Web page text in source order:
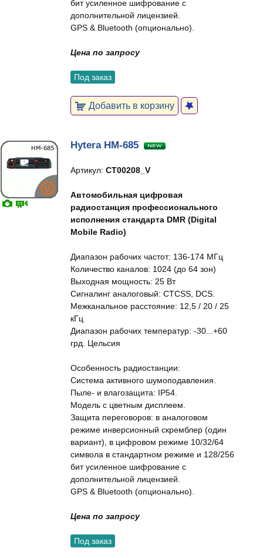
бит усиленное шифрование с
дополнительной лицензией.
GPS & Bluetooth (опционально).
Цена по запросу
Под заказ
Добавить в корзину
Hytera HM-685
Артикул: CT00208_V
Автомобильная цифровая
радиостанция профессионального
исполнения стандарта DMR (Digital
Mobile Radio)
Диапазон рабочих частот: 136-174 МГц
Количество каналов: 1024 (до 64 зон)
Выходная мощность: 25 Вт
Сигналинг аналоговый: CTCSS, DCS.
Межканальное расстояние: 12,5 / 20 / 25
кГц
Диапазон рабочих температур: -30...+60
грд. Цельсия
Особенность радиостанции:
Система активного шумоподавления.
Пыле- и влагозащита: IP54.
Модель с цветным дисплеем.
Защита переговоров: в аналоговом
режиме инверсионный скремблер (один
вариант), в цифровом режиме 10/32/64
символа в стандартном режиме и 128/256
бит усиленное шифрование с
дополнительной лицензией.
GPS & Bluetooth (опционально).
Цена по запросу
Под заказ